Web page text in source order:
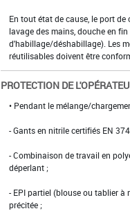
En tout état de cause, le port
lavage des mains, douche en
d'habillage/déshabillage). Les
réutilisables doivent être
PROTECTION DE
• Pendant le mélange/
- Gants en nitrile certifiés EN
- Combinaison de travail en
déperlant ;
- EPI partiel (blouse ou tablier à
précitée ;